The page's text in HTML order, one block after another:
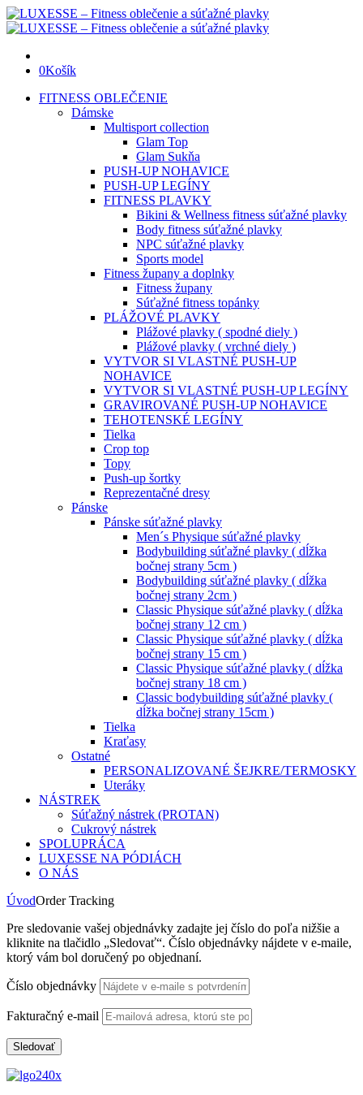
0Košík
FITNESS OBLEČENIE
Dámske
Multisport collection
Glam Top
Glam Sukňa
PUSH-UP NOHAVICE
PUSH-UP LEGÍNY
FITNESS PLAVKY
Bikini & Wellness fitness súťažné plavky
Body fitness súťažné plavky
NPC súťažné plavky
Sports model
Fitness župany a doplnky
Fitness župany
Súťažné fitness topánky
PLÁŽOVÉ PLAVKY
Plážové plavky ( spodné diely )
Plážové plavky ( vrchné diely )
VYTVOR SI VLASTNÉ PUSH-UP
NOHAVICE
VYTVOR SI VLASTNÉ PUSH-UP LEGÍNY
GRAVIROVANÉ PUSH-UP NOHAVICE
TEHOTENSKÉ LEGÍNY
Tielka
Crop top
Topy
Push-up šortky
Reprezentačné dresy
Pánske
Pánske súťažné plavky
Men´s Physique súťažné plavky
Bodybuilding súťažné plavky ( dĺžka
bočnej strany 5cm )
Bodybuilding súťažné plavky ( dĺžka
bočnej strany 2cm )
Classic Physique súťažné plavky ( dĺžka
bočnej strany 12 cm )
Classic Physique súťažné plavky ( dĺžka
bočnej strany 15 cm )
Classic Physique súťažné plavky ( dĺžka
bočnej strany 18 cm )
Classic bodybuilding súťažné plavky (
dĺžka bočnej strany 15cm )
Tielka
Kraťasy
Ostatné
PERSONALIZOVANÉ ŠEJKRE/TERMOSKY
Uteráky
NÁSTREK
Súťažný nástrek (PROTAN)
Cukrový nástrek
SPOLUPRÁCA
LUXESSE NA PÓDIÁCH
O NÁS
ÚvodOrder Tracking
Pre sledovanie vašej objednávky zadajte jej číslo do poľa nižšie a
kliknite na tlačidlo „Sledovať“. Číslo objednávky nájdete v e-maile,
ktorý vám bol doručený po objednaní.
Číslo objednávky
Fakturačný e-mail
Sledovať